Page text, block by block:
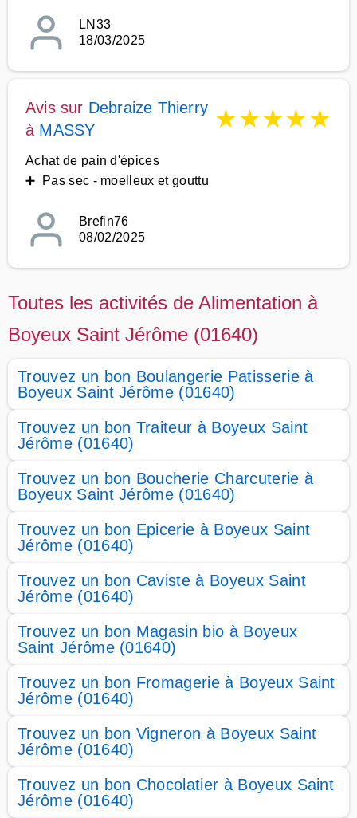
LN33
18/03/2025
Avis sur Debraize Thierry
à MASSY ★★★★★
Achat de pain d'épices
➕ Pas sec - moelleux et gouttu
Brefin76
08/02/2025
Toutes les activités de Alimentation à
Boyeux Saint Jérôme (01640)
Trouvez un bon Boulangerie Patisserie à
Boyeux Saint Jérôme (01640)
Trouvez un bon Traiteur à Boyeux Saint
Jérôme (01640)
Trouvez un bon Boucherie Charcuterie à
Boyeux Saint Jérôme (01640)
Trouvez un bon Epicerie à Boyeux Saint
Jérôme (01640)
Trouvez un bon Caviste à Boyeux Saint
Jérôme (01640)
Trouvez un bon Magasin bio à Boyeux
Saint Jérôme (01640)
Trouvez un bon Fromagerie à Boyeux Saint
Jérôme (01640)
Trouvez un bon Vigneron à Boyeux Saint
Jérôme (01640)
Trouvez un bon Chocolatier à Boyeux Saint
Jérôme (01640)